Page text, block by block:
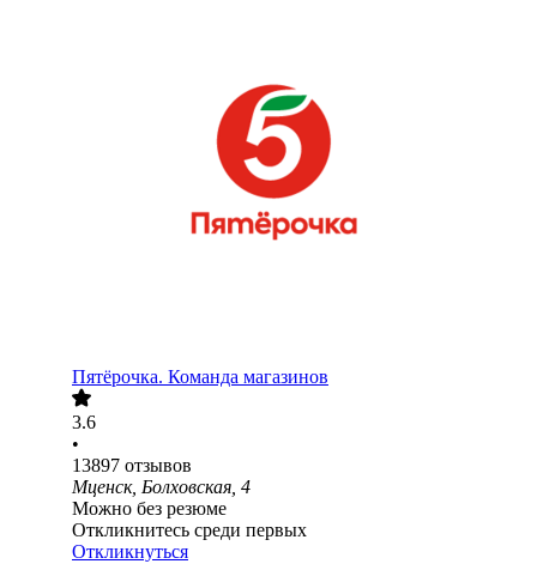
Пятёрочка. Команда магазинов
3.6
•
13897 отзывов
Мценск, Болховская, 4
Можно без резюме
Откликнитесь среди первых
Откликнуться